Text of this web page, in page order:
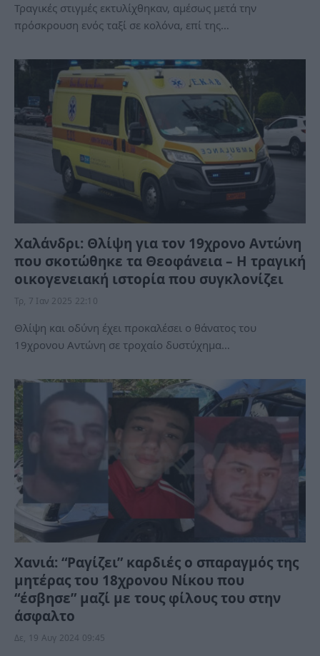
Τραγικές στιγμές εκτυλίχθηκαν, αμέσως μετά την
πρόσκρουση ενός ταξί σε κολόνα, επί της…
Χαλάνδρι: Θλίψη για τον 19χρονο Αντώνη
που σκοτώθηκε τα Θεοφάνεια – Η τραγική
οικογενειακή ιστορία που συγκλονίζει
Τρ, 7 Ιαν 2025 22:10
Θλίψη και οδύνη έχει προκαλέσει ο θάνατος του
19χρονου Αντώνη σε τροχαίο δυστύχημα…
Χανιά: “Ραγίζει” καρδιές ο σπαραγμός της
μητέρας του 18χρονου Νίκου που
“έσβησε” μαζί με τους φίλους του στην
άσφαλτο
Δε, 19 Αυγ 2024 09:45